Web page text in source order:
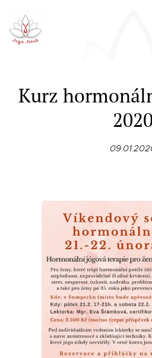
Kurz
2020